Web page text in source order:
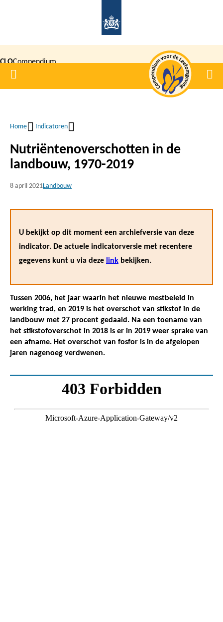
inhoud
gaan
CLOCompendium
voor de
Home
Kruimelpad
Home Indicatoren
Nutriëntenoverschotten in de
landbouw, 1970-2019
8 april 2021Landbouw
U bekijkt op dit moment een archiefversie van deze
indicator. De actuele indicatorversie met recentere
gegevens kunt u via deze link bekijken.
Tussen 2006, het jaar waarin het nieuwe mestbeleid in
werking trad, en 2019 is het overschot van stikstof in de
landbouw met 27 procent gedaald. Na een toename van
het stikstofoverschot in 2018 is er in 2019 weer sprake van
een afname. Het overschot van fosfor is in de afgelopen
jaren nagenoeg verdwenen.